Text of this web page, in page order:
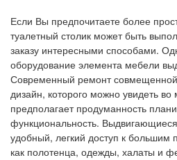
Если Вы предпочитаете более
туалетный столик может быть
заказу интересными способами.
оборудование элемента мебели
Современный ремонт
дизайн, которого можно увидеть во
предполагает продуманность
функциональность.
удобный, легкий доступ к большим
как полотенца, одежды, халаты и